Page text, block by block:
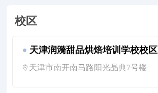
校区
天津润漪甜品烘焙培训学校校区
天津市南开南马路阳光晶典7号楼